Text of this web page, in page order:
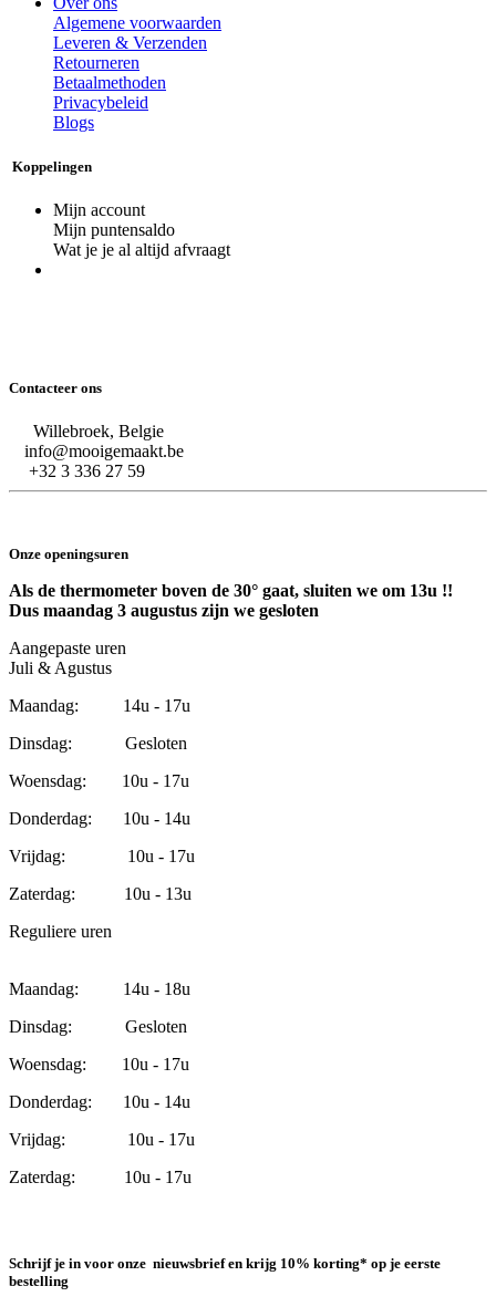
Algemene voorwaarden
Leveren & Verzenden
Retourneren
Betaalmethoden
Privacybeleid
Blogs
Koppelingen
Mijn account
Mijn puntensaldo
Wat je je al altijd afvraagt
Contacteer ons
Willebroek, Belgie
info@mooigemaakt.be
+32 3 336 27 59
Onze openingsuren
Als de thermometer boven de 30° gaat, sluiten we om 13u !!
Dus maandag 3 augustus zijn we gesloten
Aangepaste uren
Juli & Agustus
Maandag: 14u - 17u
Dinsdag: Gesloten
Woensdag: 10u - 17u
Donderdag: 10u - 14u
Vrijdag: 10u - 17u
Zaterdag: 10u - 13u
Reguliere uren
Maandag: 14u - 18u
Dinsdag: Gesloten
Woensdag: 10u - 17u
Donderdag: 10u - 14u
Vrijdag: 10u - 17u
Zaterdag: 10u - 17u
Schrijf je in voor onze nieuwsbrief en krijg 10% korting* op je eerste
bestelling